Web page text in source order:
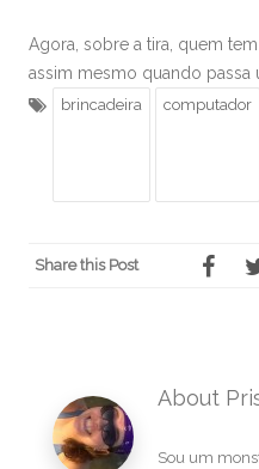
Agora, sobre a tira, quem
assim mesmo quando passa
brincadeira computador
Share this Post
About
Sou um